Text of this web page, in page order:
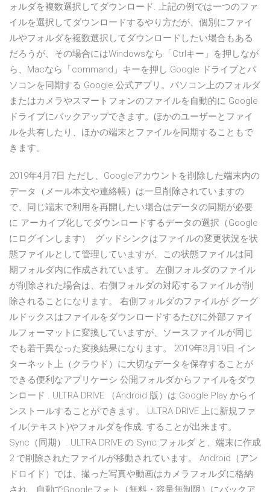
ォルダを複数選択してダウンロード. 上記の例では一つのファ
イルを選択してダウンロードするやり方だが、個別にファイ
ルやフォルダを複数選択してダウンロードしたい場合もある
だろうが、その場合にはWindowsなら「Ctrlキー」を押しなが
ら、Macなら「command」キーを押し Google ドライブとパ
ソコンを同期する Google 公式アプリ。パソコン上のフォルダ
またはカメラやスマートフォンのファイルを自動的に Google
ドライブにバックアップできます。ほかのユーザーとファイ
ルを共有したり、ほかの端末とファイルを同期することもで
きます。
2019年4月7日 ただし、Googleアカウントを削除した端末内の
データ（メール本文や連絡帳）は一旦削除されていますの
で、同じ端末で利用を再開したい場合はデータの同期が必要
に アーカイブ化してダウンロードするデータの選択（Google
にログインします） グッドシンクはファイルの変更状況を状
態ファイルとして管理していますが、この状態ファイルは同
期フォルダ内に作成されています。 左側フォルダのファイル
が削除された場合は、右側フォルダの対応するファイルが削
除されることになります。 右側フォルダのファイルが グーグ
ルドックスはファイルをダウンロードするたびに外部ファイ
ルフォーマットに変換していますが、ソースファイルが同じ
でも若干異なった変換結果になります。 2019年3月19日 イン
ターネット上（クラウド）に大切なデータを保存することが
できる便利なアプリケーシ 公開フォルダからファイルをダウ
ンロード . ULTRA DRIVE （Android 版）は Google Play からイ
ンストールすることができます。 ULTRA DRIVE 上に新規ファ
イル(テキスト)やフォルダを作成. することが出来ます。
Sync（同期）. ULTRA DRIVE の Sync フォルダ と、端末に作成
2 で削除されたファイルが移動されています。 Android（アン
ドロイド）では、撮った写真や動画はカメラフォルダに格納